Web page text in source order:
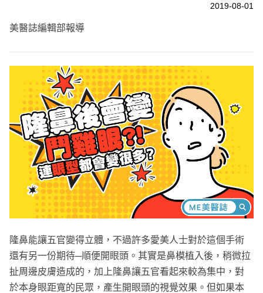
2019-08-01
美醫誌編輯部報導
隆鼻能讓五官變得立體，不過許多愛美人士對於這個手術
還有另一份期待─順便開眼頭。其實是鼻模植入後，稍微拉
扯周邊皮膚造成的，加上隆鼻讓五官看起來較為集中，對
於本身眼距寬的民眾，產生開眼頭的視覺效果。但如果本